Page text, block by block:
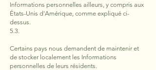
Informations personnelles ailleurs, y compris aux
États-Unis d'Amérique, comme expliqué ci-
dessus.
5.3.
Certains pays nous demandent de maintenir et
de stocker localement les Informations
personnelles de leurs résidents.